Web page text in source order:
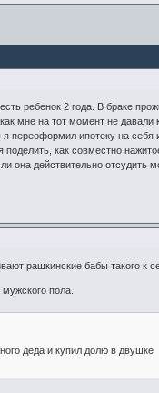
ребенок 2 года. В браке
мне на тот момент не
переоформил ипотеку на
как совместно
она действительно отсудить
рашкинские бабы такого к
пола.
деда и купил долю в двушке